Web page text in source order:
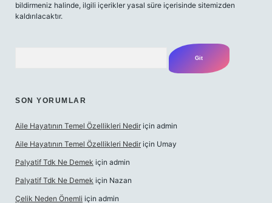
bildirmeniz halinde, ilgili içerikler yasal süre içerisinde sitemizden
kaldırılacaktır.
SON YORUMLAR
Aile Hayatının Temel Özellikleri Nedir için admin
Aile Hayatının Temel Özellikleri Nedir için Umay
Palyatif Tdk Ne Demek için admin
Palyatif Tdk Ne Demek için Nazan
Çelik Neden Önemli için admin